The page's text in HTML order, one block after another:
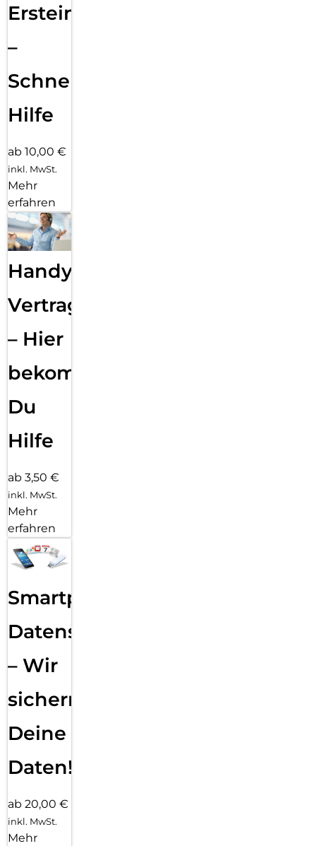
Ersteinrichtung
–
Schnelle
Hilfe
ab 10,00 €
inkl. MwSt.
Mehr
erfahren
Handy
Vertragsabwicklung
– Hier
bekommst
Du
Hilfe
ab 3,50 €
inkl. MwSt.
Mehr
erfahren
Smartphone
Datensicherung
– Wir
sichern
Deine
Daten!
ab 20,00 €
inkl. MwSt.
Mehr